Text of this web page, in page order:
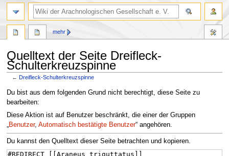
Quelltext der Seite Dreifleck-
Schulterkreuzspinne
←Dreifleck-Schulterkreuzspinne
Zur
Navigation
springen
Zur
Suche
springen
Du bist aus dem folgenden Grund nicht berechtigt, diese Seite zu
bearbeiten:
Diese Aktion ist auf Benutzer beschränkt, die einer der Gruppen
„Benutzer, Automatisch bestätigte Benutzer“ angehören.
Du kannst den Quelltext dieser Seite betrachten und kopieren.
mehr